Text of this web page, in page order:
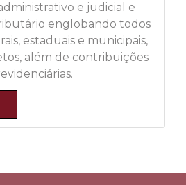
e judicial e
englobando todos
estaduais e municipais,
além de contribuições